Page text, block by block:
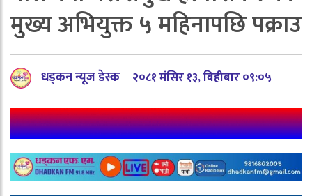
मुख्य अभियुक्त ५ महिनापछि पक्राउ
धड्कन न्यूज डेस्क २०८१ मंसिर १३, बिहीबार ०९:०५